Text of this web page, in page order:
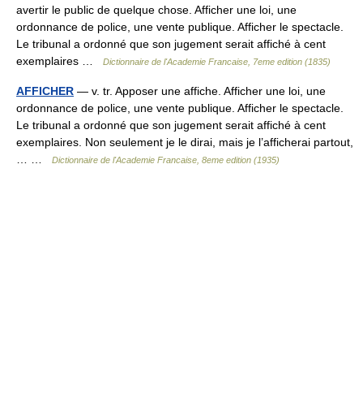
avertir le public de quelque chose. Afficher une loi, une
ordonnance de police, une vente publique. Afficher le spectacle.
Le tribunal a ordonné que son jugement serait affiché à cent
exemplaires …
Dictionnaire de l'Academie Francaise, 7eme edition (1835)
AFFICHER — v. tr. Apposer une affiche. Afficher une loi, une
ordonnance de police, une vente publique. Afficher le spectacle.
Le tribunal a ordonné que son jugement serait affiché à cent
exemplaires. Non seulement je le dirai, mais je l’afficherai partout,
Dictionnaire de l'Academie Francaise, 8eme edition (1935)